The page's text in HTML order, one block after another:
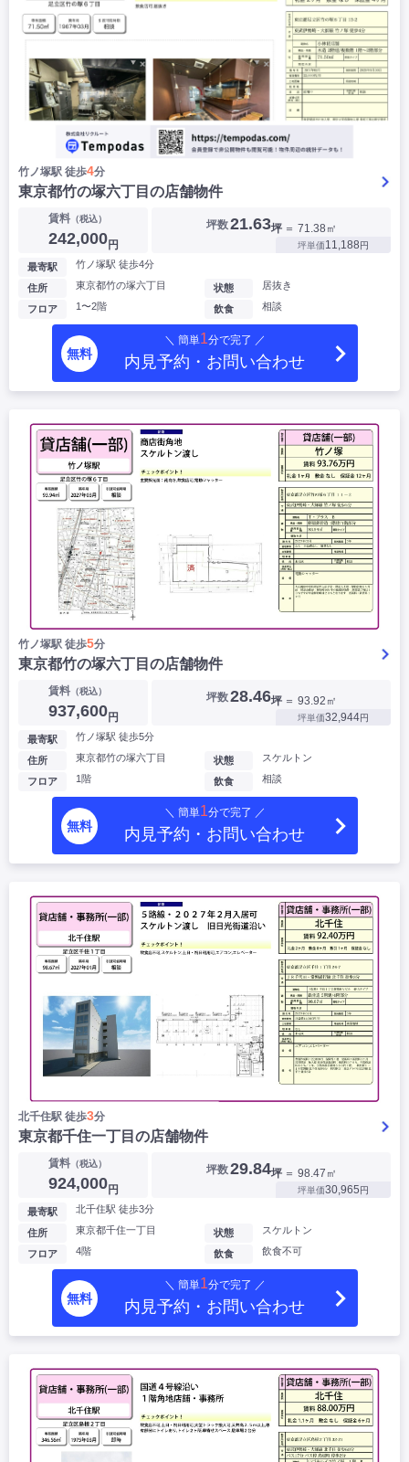
竹ノ塚駅 徒歩4分
東京都竹の塚六丁目の店舗物件
賃料（税込）
242,000円
坪数21.63坪 ＝ 71.38㎡
坪単価11,188円
最寄駅 竹ノ塚駅 徒歩4分
住所 東京都竹の塚六丁目
フロア 1〜2階
状態 居抜き
飲食 相談
無料
＼ 簡単1分で完了 ／
内見予約・お問い合わせ
竹ノ塚駅 徒歩5分
東京都竹の塚六丁目の店舗物件
賃料（税込）
937,600円
坪数28.46坪 ＝ 93.92㎡
坪単価32,944円
最寄駅 竹ノ塚駅 徒歩5分
住所 東京都竹の塚六丁目
フロア 1階
状態 スケルトン
飲食 相談
無料
＼ 簡単1分で完了 ／
内見予約・お問い合わせ
北千住駅 徒歩3分
東京都千住一丁目の店舗物件
賃料（税込）
924,000円
坪数29.84坪 ＝ 98.47㎡
坪単価30,965円
最寄駅 北千住駅 徒歩3分
住所 東京都千住一丁目
フロア 4階
状態 スケルトン
飲食 飲食不可
無料
＼ 簡単1分で完了 ／
内見予約・お問い合わせ